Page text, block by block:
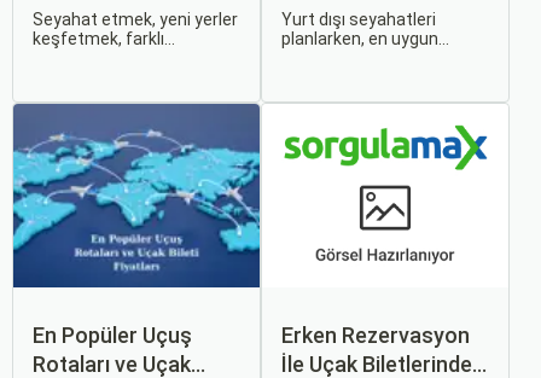
Seyahat etmek, yeni yerler
keşfetmek, farklı
ilk adımı ise, genellikle bir
uçak bileti satın almaktır.
Yurt dışı seyahatleri
planlarken, en uygun
geçirmenizi sağlar. Bu
yazıda, mevsimsel
günlerini ve Sorgulamax.
En Popüler Uçuş
Rotaları ve Uçak
Erken Rezervasyon
İle Uçak Biletlerinde